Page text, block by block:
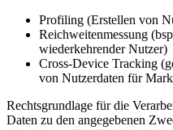
Profiling (Erstellen von
Reichweitenmessung
wiederkehrender Nutzer)
Cross-Device Tracking
von Nutzerdaten für
Rechtsgrundlage für die
Daten zu den angegebenen